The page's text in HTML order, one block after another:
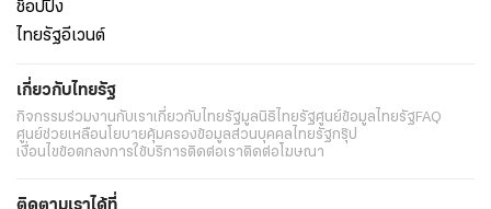
ช็อปปิ้ง
ไทยรัฐอีเวนต์
เกี่ยวกับไทยรัฐ
กิจกรรมร่วมงานกับเราเกี่ยวกับไทยรัฐมูลนิธิไทยรัฐศูนย์ข้อมูลไทยรัฐFAQ
ศูนย์ช่วยเหลือนโยบายคุ้มครองข้อมูลส่วนบุคคลไทยรัฐกรุ๊ป
เงื่อนไขข้อตกลงการใช้บริการติดต่อเราติดต่อโฆษณา